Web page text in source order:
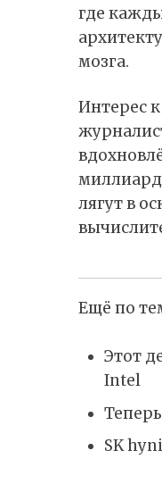
где
мозга.
Интерес
лягут в
Ещё по
Этот
Intel
SK